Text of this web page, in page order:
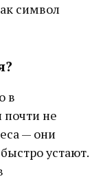
символ
в
почти не
— они
устают.